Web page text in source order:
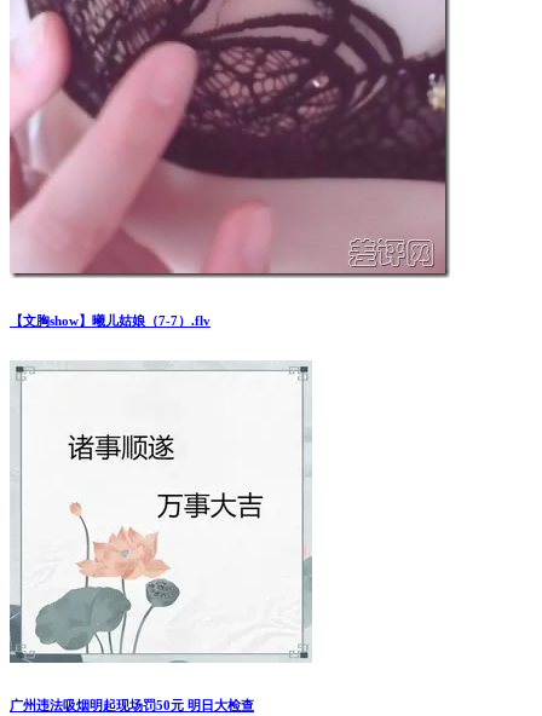
【文胸show】曦儿姑娘（7-7）.flv
广州违法吸烟明起现场罚50元 明日大检查